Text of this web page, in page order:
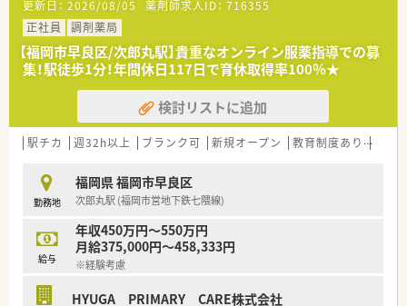
■全店本の7〜8割で在宅に取り組んでいるため在宅の経験も積
んでいただけます！
■専門資格や対人業務面の実績により手当を支給！社員の取り組
みをしっかり評価していただける環境です。
■残業代は１分単位で支給。労務管理体制も整っています。
＜こんな薬局です＞
■公共交通機関での通勤が便利な立地です。自転車での通勤も
可能でございます。
■在宅も数件持たれていますが基本的には正社員の方がご対応
をされています。
■近くの内科クリニックをはじめ複数のクリニックから応需し
ています。スキルアップをしたい方にもおすすめの店舗様です。
■在籍をされている薬剤師・事務の方含め全員が女性です。
＜こんな方におススメ＞
更新日： 2026/08/05 薬剤師求人ID： 716355
正社員
調剤薬局
【福岡市早良区/次郎丸駅】貴重なオンライン服薬指導での募
集！駅徒歩1分！年間休日117日で育休取得率100％★
検討リストに追加
駅チカ 週32h以上 ブランク可 新規オープン 教育制度あり
勤務地
福岡県 福岡市早良区
次郎丸駅 (福岡市営地下鉄七隈線)
給与
年収450万円～550万円
月給375,000円～458,333円
※経験考慮
HYUGA PRIMARY CARE株式会社